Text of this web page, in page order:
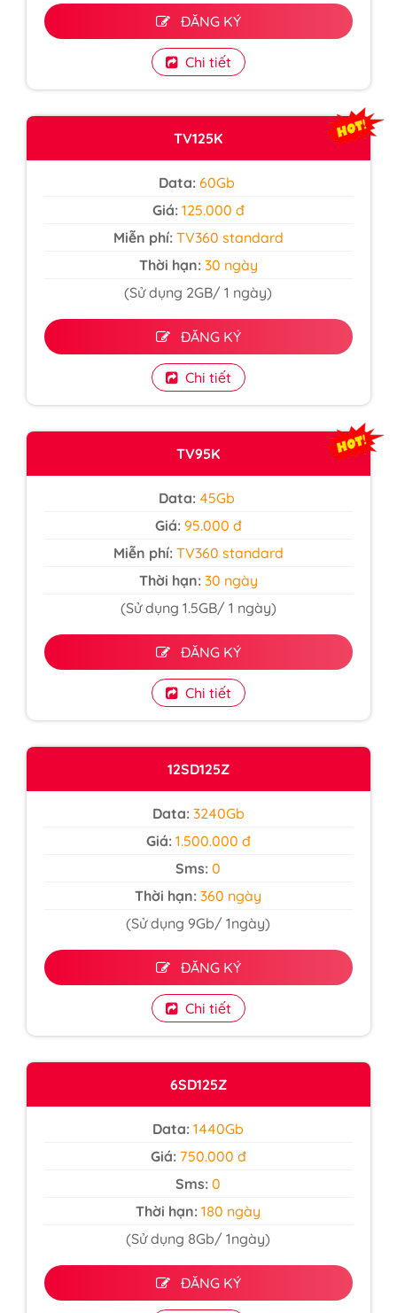
ĐĂNG KÝ
Chi tiết
TV125K
Data: 60Gb
Giá: 125.000 đ
Miễn phí:TV360 standard
Thời hạn:30 ngày
(Sử dụng 2GB/ 1 ngày)
ĐĂNG KÝ
Chi tiết
TV95K
Data: 45Gb
Giá: 95.000 đ
Miễn phí:TV360 standard
Thời hạn:30 ngày
(Sử dụng 1.5GB/ 1 ngày)
ĐĂNG KÝ
Chi tiết
12SD125Z
Data: 3240Gb
Giá: 1.500.000 đ
Sms: 0
Thời hạn: 360 ngày
(Sử dụng 9Gb/ 1ngày)
ĐĂNG KÝ
Chi tiết
6SD125Z
Data: 1440Gb
Giá: 750.000 đ
Sms: 0
Thời hạn: 180 ngày
(Sử dụng 8Gb/ 1ngày)
ĐĂNG KÝ